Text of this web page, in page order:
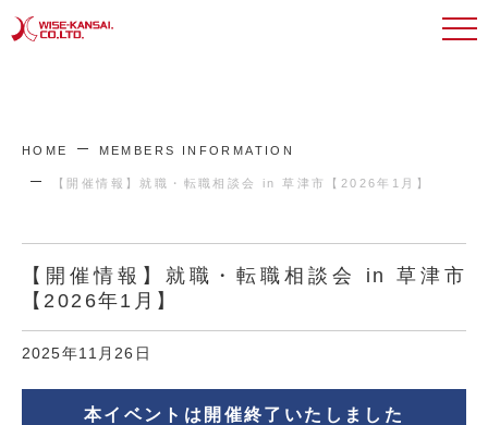
HOME MEMBERS INFORMATION
【開催情報】就職・転職相談会 in 草津市【2026年1月】
【開催情報】就職・転職相談会 in 草津市
【2026年1月】
2025年11月26日
本イベントは開催終了いたしました